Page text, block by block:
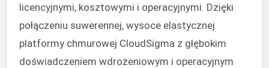
licencyjnymi, kosztowymi i operacyjnymi. Dzięki
połączeniu suwerennej, wysoce elastycznej
platformy chmurowej CloudSigma z głębokim
doświadczeniem wdrożeniowym i operacyjnym